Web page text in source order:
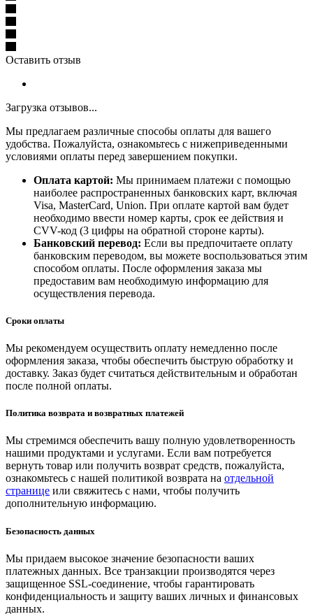
Оставить отзыв
Загрузка отзывов...
Мы предлагаем различные способы оплаты для вашего
удобства. Пожалуйста, ознакомьтесь с нижеприведенными
условиями оплаты перед завершением покупки.
Оплата картой: Мы принимаем платежи с помощью
наиболее распространенных банковских карт, включая
Visa, MasterCard, Union. При оплате картой вам будет
необходимо ввести номер карты, срок ее действия и
CVV-код (3 цифры на обратной стороне карты).
Банковский перевод: Если вы предпочитаете оплату
банковским переводом, вы можете воспользоваться этим
способом оплаты. После оформления заказа мы
предоставим вам необходимую информацию для
осуществления перевода.
Сроки оплаты
Мы рекомендуем осуществить оплату немедленно после
оформления заказа, чтобы обеспечить быструю обработку и
доставку. Заказ будет считаться действительным и обработан
после полной оплаты.
Политика возврата и возвратных платежей
Мы стремимся обеспечить вашу полную удовлетворенность
нашими продуктами и услугами. Если вам потребуется
вернуть товар или получить возврат средств, пожалуйста,
ознакомьтесь с нашей политикой возврата на отдельной
странице или свяжитесь с нами, чтобы получить
дополнительную информацию.
Безопасность данных
Мы придаем высокое значение безопасности ваших
платежных данных. Все транзакции производятся через
защищенное SSL-соединение, чтобы гарантировать
конфиденциальность и защиту ваших личных и финансовых
данных.